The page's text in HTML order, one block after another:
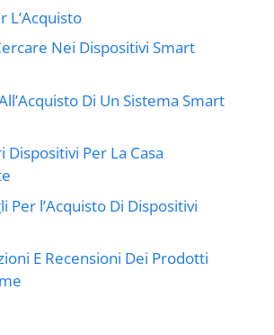
L’Acquisto
Nei Dispositivi Smart
Di Un Sistema Smart
Dispositivi Per La Casa
Per l’Acquisto Di Dispositivi
E Recensioni Dei Prodotti